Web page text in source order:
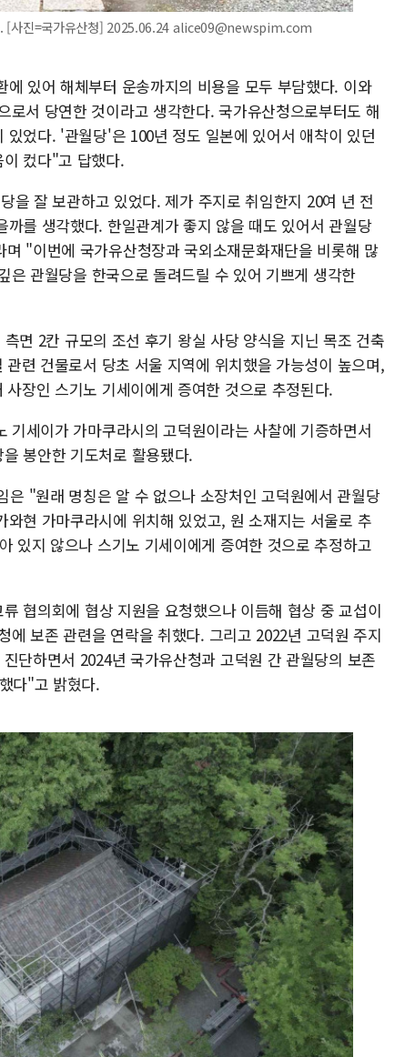
. [사진=국가유산청] 2025.06.24 alice09@newspim.com
있어 해체부터 운송까지의 비용을 모두 부담했다. 이와
서 당연한 것이라고 생각한다. 국가유산청으로부터도 해
었다. '관월당'은 100년 정도 일본에 있어서 애착이 있던
컸다"고 답했다.
을 잘 보관하고 있었다. 제가 주지로 취임한지 20여 년 전
를 생각했다. 한일관계가 좋지 않을 때도 있어서 관월당
"이번에 국가유산청장과 국외소재문화재단을 비롯해 많
은 관월당을 한국으로 돌려드릴 수 있어 기쁘게 생각한
면 2칸 규모의 조선 후기 왕실 사당 양식을 지닌 목조 건축
련 건물로서 당초 서울 지역에 위치했을 가능성이 높으며,
장인 스기노 기세이에게 증여한 것으로 추정된다.
기세이가 가마쿠라시의 고덕원이라는 사찰에 기증하면서
봉안한 기도처로 활용됐다.
은 "원래 명칭은 알 수 없으나 소장처인 고덕원에서 관월당
현 가마쿠라시에 위치해 있었고, 원 소재지는 서울로 추
있지 않으나 스기노 기세이에게 증여한 것으로 추정하고
협의회에 협상 지원을 요청했으나 이듬해 협상 중 교섭이
에 보존 관련을 연락을 취했다. 그리고 2022년 고덕원 주지
단하면서 2024년 국가유산청과 고덕원 간 관월당의 보존
다"고 밝혔다.